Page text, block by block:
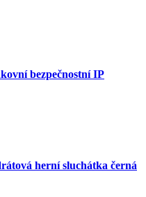
bezpečnostní IP
herní sluchátka černá